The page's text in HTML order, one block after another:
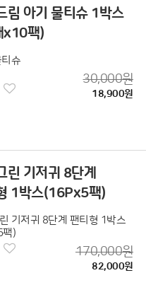
림 아기 물티슈 1박스
x10팩)
슈
30,000원
18,900원
린 기저귀 8단계
1박스(16Px5팩)
기저귀 8단계 팬티형 1박스
팩)
170,000원
82,000원